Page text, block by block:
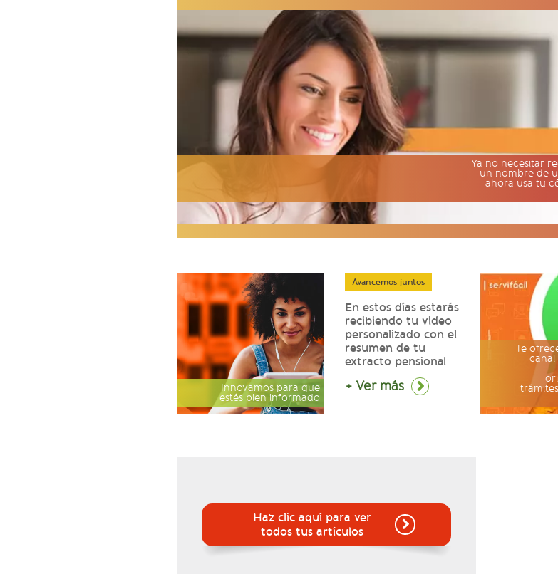
Ya no necesitar
un nombre de
ahora usa tu
Innovamos para que
estés bien informado
Avancemos juntos
En estos días estarás
recibiendo tu video
personalizado con el
resumen de tu
extracto pensional
+ Ver más
Te
canal
Haz clic aquí para ver
todos tus artículos